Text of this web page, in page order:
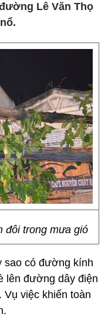
Lê Văn Thọ
đôi trong mưa gió
sao có đường kính
lên đường dây điện
Vụ việc khiến toàn